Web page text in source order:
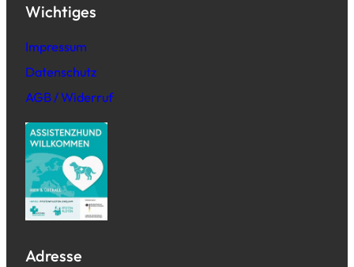
Wichtiges
Impressum
Datenschutz
AGB / Widerruf
Adresse